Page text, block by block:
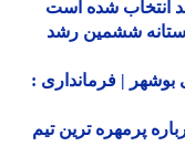
شده است
آستانه ششمین رشد
| فرمانداری :
ترین تیم